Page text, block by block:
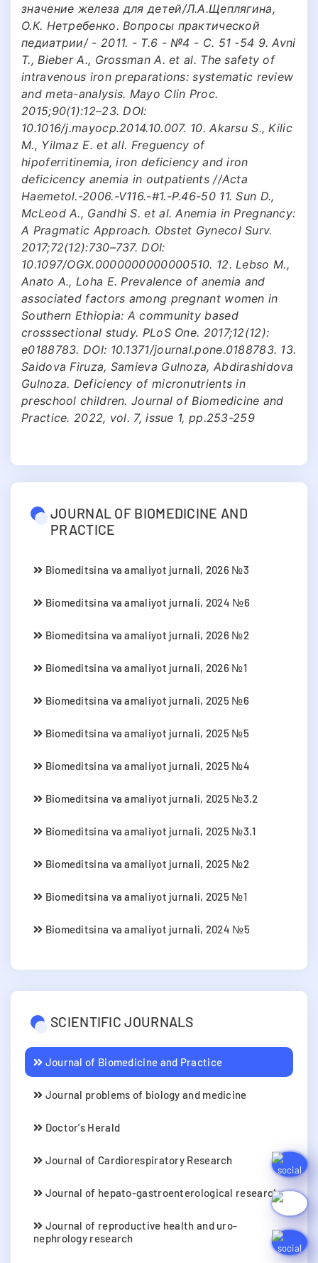
значение железа для детей/Л.А.Щеплягина,
О.К. Нетребенко. Вопросы практической
педиатрии/ - 2011. - Т.6 - №4 - С. 51 -54 9. Avni
T., Bieber A., Grossman A. et al. The safety of
intravenous iron preparations: systematic review
and meta-analysis. Mayo Clin Proc.
2015;90(1):12–23. DOI:
10.1016/j.mayocp.2014.10.007. 10. Akarsu S., Kilic
M., Yilmaz E. et all. Freguency of
hipoferritinemia, iron deficiency and iron
deficicency anemia in outpatients //Acta
Haemetol.-2006.-V116.-#1.-P.46-50 11. Sun D.,
McLeod A., Gandhi S. et al. Anemia in Pregnancy:
A Pragmatic Approach. Obstet Gynecol Surv.
2017;72(12):730–737. DOI:
10.1097/OGX.0000000000000510. 12. Lebso M.,
Anato A., Loha E. Prevalence of anemia and
associated factors among pregnant women in
Southern Ethiopia: A community based
crosssectional study. PLoS One. 2017;12(12):
e0188783. DOI: 10.1371/journal.pone.0188783. 13.
Saidova Firuza, Samieva Gulnoza, Abdirashidova
Gulnoza. Deficiency of micronutrients in
preschool children. Journal of Biomedicine and
Practice. 2022, vol. 7, issue 1, pp.253-259
JOURNAL OF BIOMEDICINE AND
PRACTICE
Biomeditsina va amaliyot jurnali, 2026 №3
Biomeditsina va amaliyot jurnali, 2024 №6
Biomeditsina va amaliyot jurnali, 2026 №2
Biomeditsina va amaliyot jurnali, 2026 №1
Biomeditsina va amaliyot jurnali, 2025 №6
Biomeditsina va amaliyot jurnali, 2025 №5
Biomeditsina va amaliyot jurnali, 2025 №4
Biomeditsina va amaliyot jurnali, 2025 №3.2
Biomeditsina va amaliyot jurnali, 2025 №3.1
Biomeditsina va amaliyot jurnali, 2025 №2
Biomeditsina va amaliyot jurnali, 2025 №1
Biomeditsina va amaliyot jurnali, 2024 №5
SCIENTIFIC JOURNALS
Journal of Biomedicine and Practice
Journal problems of biology and medicine
Doctor's Herald
Journal of Cardiorespiratory Research
Journal of hepato-gastroenterological research
Journal of reproductive health and uro-
nephrology research